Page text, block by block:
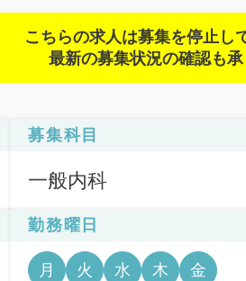
こちらの求人は募集を停止し
最新の募集状況の確認も承
募集科目
一般内科
勤務曜日
月 火 水 木 金